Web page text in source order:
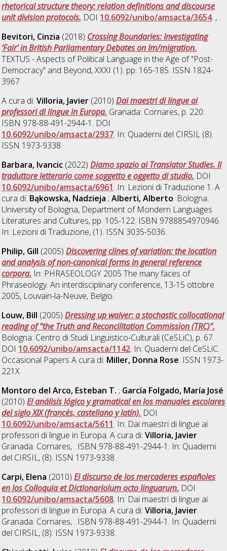
rhetorical structure theory: relation definitions and discourse
unit division protocols. DOI 10.6092/unibo/amsacta/3654. , .
Bevitori, Cinzia (2018) Crossing Boundaries: Investigating
‘Fair’ in British Parliamentary Debates on Im/migration.
TEXTUS - Aspects of Political Language in the Age of "Post-
Democracy" and Beyond, XXXI (1). pp. 165-185. ISSN 1824-
3967
A cura di:Villoria, Javier (2010)Dai maestri di lingue ai
professori di lingue in Europa. Granada: Cornares, p. 220.
ISBN 978-88-491-2944-1. DOI
10.6092/unibo/amsacta/2937. In: Quaderni del CIRSIL (8).
ISSN 1973-9338.
Barbara, Ivancic (2022)Diamo spazio ai Translator Studies. Il
traduttore letterario come soggetto e oggetto di studio. DOI
10.6092/unibo/amsacta/6961. In: Lezioni di Traduzione 1. A
cura di: Bąkowska, Nadzieja ;Alberti, Alberto. Bologna:
University of Bologna, Department of Mondern Languages
Literatures and Cultures, pp. 105-122. ISBN 9788854970946.
In: Lezioni di Traduzione, (1). ISSN 3035-5036.
Philip, Gill (2005)Discovering clines of variation: the location
and analysis of non-canonical forms in general reference
corpora. In: PHRASEOLOGY 2005 The many faces of
Phraseology. An interdisciplinary conference, 13-15 ottobre
2005, Louvain-la-Neuve, Belgio.
Louw, Bill (2005)Dressing up waiver: a stochastic collocational
reading of "the Truth and Reconcilitation Commission (TRC)".
Bologna: Centro di Studi Linguistico-Culturali (CeSLiC), p. 67.
DOI 10.6092/unibo/amsacta/1142. In: Quaderni del CeSLiC.
Occasional Papers A cura di: Miller, Donna Rose. ISSN 1973-
221X.
Montoro del Arco, Esteban T. ; García Folgado, María José
(2010)El análisis lógico y gramatical en los manuales escolares
del siglo XIX (francés, castellano y latín). DOI
10.6092/unibo/amsacta/5611. In: Dai maestri di lingue ai
professori di lingue in Europa. A cura di:Villoria, Javier.
Granada: Cornares, . ISBN 978-88-491-2944-1. In: Quaderni
del CIRSIL, (8). ISSN 1973-9338.
Carpi, Elena (2010)El discurso de los mercaderes españoles
en los Colloquia et Dictionariolum octo linguarum. DOI
10.6092/unibo/amsacta/5608. In: Dai maestri di lingue ai
professori di lingue in Europa. A cura di:Villoria, Javier.
Granada: Cornares, . ISBN 978-88-491-2944-1. In: Quaderni
del CIRSIL, (8). ISSN 1973-9338.